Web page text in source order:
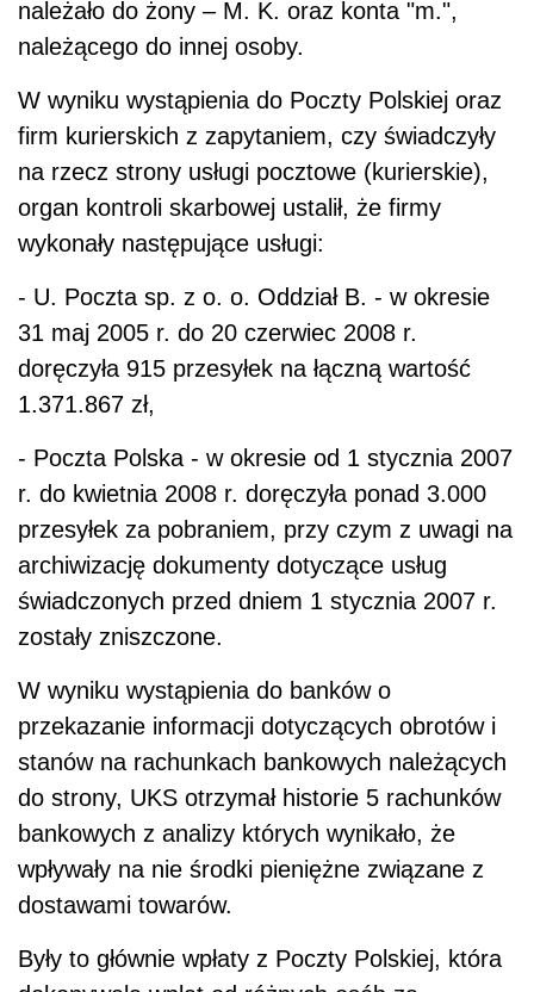
należało do żony – M. K. oraz konta "m.",
należącego do innej osoby.
W wyniku wystąpienia do Poczty Polskiej oraz
firm kurierskich z zapytaniem, czy świadczyły
na rzecz strony usługi pocztowe (kurierskie),
organ kontroli skarbowej ustalił, że firmy
wykonały następujące usługi:
- U. Poczta sp. z o. o. Oddział B. - w okresie
31 maj 2005 r. do 20 czerwiec 2008 r.
doręczyła 915 przesyłek na łączną wartość
1.371.867 zł,
- Poczta Polska - w okresie od 1 stycznia 2007
r. do kwietnia 2008 r. doręczyła ponad 3.000
przesyłek za pobraniem, przy czym z uwagi na
archiwizację dokumenty dotyczące usług
świadczonych przed dniem 1 stycznia 2007 r.
zostały zniszczone.
W wyniku wystąpienia do banków o
przekazanie informacji dotyczących obrotów i
stanów na rachunkach bankowych należących
do strony, UKS otrzymał historie 5 rachunków
bankowych z analizy których wynikało, że
wpływały na nie środki pieniężne związane z
dostawami towarów.
Były to głównie wpłaty z Poczty Polskiej, która